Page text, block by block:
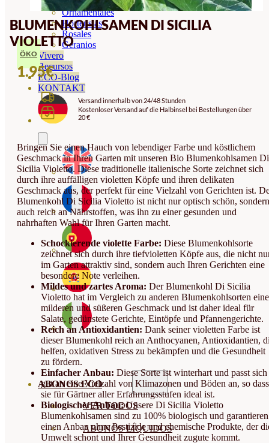
Ornamentales
Hortensias
Rosales
Geranios
Vivero
Recursos
ECO-Blog
KONTAKT
ABONOS ECO
VER TODOS
ABONOS LÍQUIDOS
BLUMENKOHLSAMEN DI SICILIA
VIOLETTO
ÖKO
1.95€
Versand innerhalb von 24/48 Stunden
Kostenloser Versand auf die Halbinsel bei Bestellungen über
20 €
Bringen Sie einen Hauch von lebendiger Farbe und köstlichem
Geschmack in Ihren Garten mit unseren Bio Blumenkohlsamen Di
Sicilia Violetto. Diese traditionelle italienische Sorte zeichnet sich
durch ihre auffälligen violetten Köpfe und ihren delikaten
Geschmack aus, der perfekt für eine Vielzahl von Gerichten ist.
Blumenkohl Di Sicilia Violetto ist nicht nur optisch schön, sondern
auch reich an Nährstoffen, was ihn zu einer gesunden und
nahrhaften Wahl für Ihren Garten macht.
Schockierende violette Farbe: Diese Blumenkohlsorte
zeichnet sich durch ihre tiefvioletten Köpfe aus, die nicht
im Garten attraktiv sind, sondern auch Ihren Gerichten eine
besondere Note verleihen.
Mildes und zartes Aroma: Der Blumenkohl Di Sicilia
Violetto hat im Vergleich zu anderen Blumenkohlsorten
milderen und süßeren Geschmack und ist daher ideal für
Salate, gedünstete Gerichte, Eintöpfe und Pfannengerichte.
Reich an Antioxidantien: Dank seiner violetten Farbe ist
dieser Blumenkohl reich an Anthocyanen, Antioxidantien,
helfen, oxidativen Stress zu bekämpfen und die Gesundheit
zu fördern.
Einfacher Anbau: Diese Sorte ist winterhart und passt sich
gut an eine Vielzahl von Klimazonen und Böden an, so dass
sie für Gärtner aller Erfahrungsstufen ideal ist.
Biologischer Anbau:Unsere Di Sicilia Violetto
Blumenkohlsamen sind zu 100% biologisch und garantieren
einen Anbau ohne Pestizide und chemische Produkte, der
Umwelt schont und Ihrer Gesundheit zugute kommt.